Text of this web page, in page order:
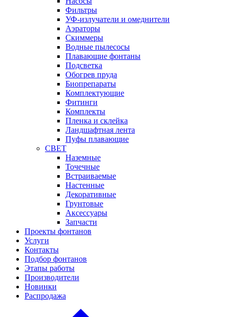
Фильтры
УФ-излучатели и омеднители
Аэраторы
Cкиммеры
Водные пылесосы
Плавающие фонтаны
Подсветка
Обогрев пруда
Биопрепараты
Комплектующие
Фитинги
Комплекты
Пленка и склейка
Ландшафтная лента
Пуфы плавающие
СВЕТ
Наземные
Точечные
Встраиваемые
Настенные
Декоративные
Грунтовые
Аксессуары
Запчасти
Проекты фонтанов
Услуги
Контакты
Подбор фонтанов
Этапы работы
Производители
Новинки
Распродажа